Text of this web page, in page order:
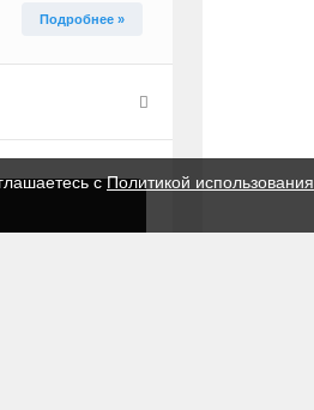
Подробнее »
сПолитикой использования